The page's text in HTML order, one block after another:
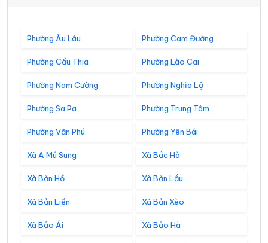
Phường Âu Lâu Phường Cam Đường
Phường Cầu Thia Phường Lào Cai
Phường Nam Cường Phường Nghĩa Lộ
Phường Sa Pa Phường Trung Tâm
Phường Văn Phú Phường Yên Bái
Xã A Mú Sung Xã Bắc Hà
Xã Bản Hồ Xã Bản Lầu
Xã Bản Liền Xã Bản Xèo
Xã Bảo Ái Xã Bảo Hà